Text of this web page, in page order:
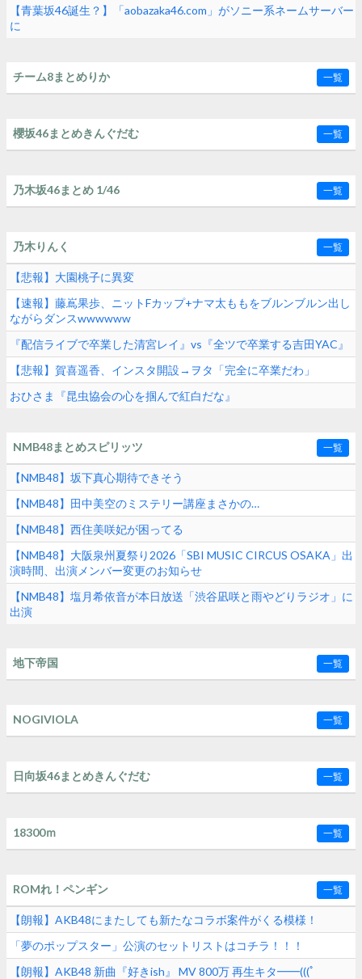
【青葉坂46誕生？】「aobazaka46.com」がソニー系ネームサーバー
に
チーム8まとめりか 一覧
櫻坂46まとめきんぐだむ 一覧
乃木坂46まとめ 1/46 一覧
乃木りんく 一覧
【悲報】大園桃子に異変
【速報】藤嶌果歩、ニットFカップ+ナマ太ももをブルンブルン出し
ながらダンスwwwwww
『配信ライブで卒業した清宮レイ』vs『全ツで卒業する吉田YAC』
【悲報】賀喜遥香、インスタ開設→ヲタ「完全に卒業だわ」
おひさま『昆虫協会の心を掴んで紅白だな』
NMB48まとめスピリッツ 一覧
【NMB48】坂下真心期待できそう
【NMB48】田中美空のミステリー講座まさかの…
【NMB48】西住美咲妃が困ってる
【NMB48】大阪泉州夏祭り2026「SBI MUSIC CIRCUS OSAKA」出
演時間、出演メンバー変更のお知らせ
【NMB48】塩月希依音が本日放送「渋谷凪咲と雨やどりラジオ」に
出演
地下帝国 一覧
NOGIVIOLA 一覧
日向坂46まとめきんぐだむ 一覧
18300ｍ 一覧
ROMれ！ペンギン 一覧
【朗報】AKB48にまたしても新たなコラボ案件がくる模様！
「夢のポップスター」公演のセットリストはコチラ！！！
【朗報】AKB48 新曲『好きish』 MV 800万 再生キタ━━(((ﾟ